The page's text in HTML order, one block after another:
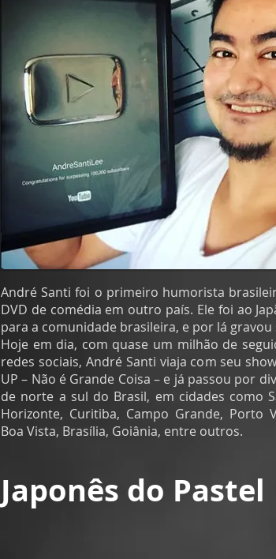
André Santi foi o primeiro humorista
DVD de comédia em outro país. Ele foi ao
para a comunidade brasileira, e por lá gravou
Hoje em dia, com quase um milhão de
redes sociais, André Santi viaja com seu
UP – Não é Grande Coisa – e já passou por
de norte a sul do Brasil, em cidades como
Horizonte, Curitiba, Campo Grande, Porto
Boa Vista, Brasília, Goiânia, entre outros.
Japonês do Pastel